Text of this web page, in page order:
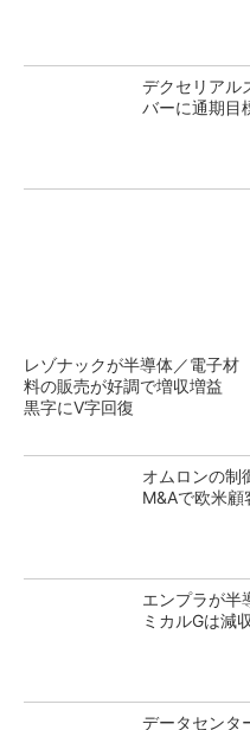
デクセリアル
バーに通期目
レゾナックが半導体／電子材
料の販売が好調で増収増益
黒字にV字回復
オムロンの制
M&Aで欧米
エンプラが半
ミカルGは減
データセンタ